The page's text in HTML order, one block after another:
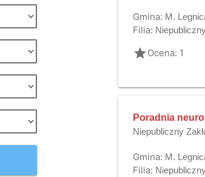
Gmina: M.
Filia:
gradeOcena: 1
Poradnia
Niepubliczny
Gmina: M.
Filia: